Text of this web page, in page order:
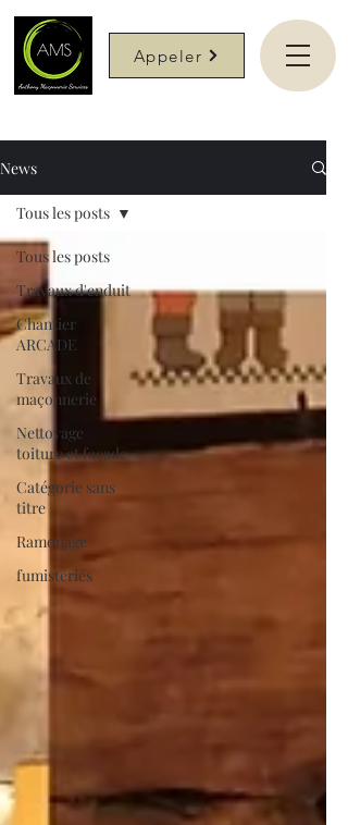
Appeler
News
Tous les posts
Travaux d'enduit
Chantier
ARCADE
Travaux de
maçonnerie
Nettoyage
toiture et façade
Catégorie sans
titre
Ramonage
fumisteries
Tous les posts